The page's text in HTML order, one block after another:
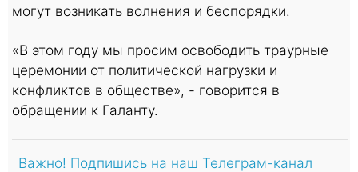
могут возникать волнения и беспорядки.
«В этом году мы просим освободить траурные
церемонии от политической нагрузки и
конфликтов в обществе», - говорится в
обращении к Галанту.
Важно! Подпишись на наш Телеграм-канал